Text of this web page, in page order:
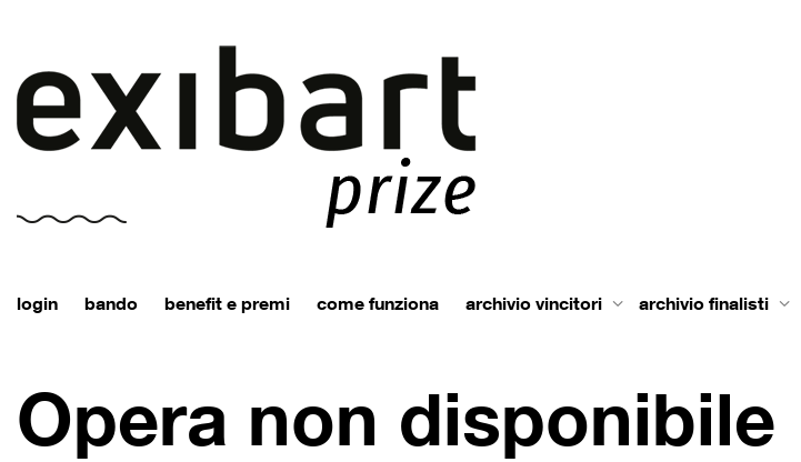
login bando benefit e premi come funziona archivio vincitori archivio finalisti
Opera non disponibile